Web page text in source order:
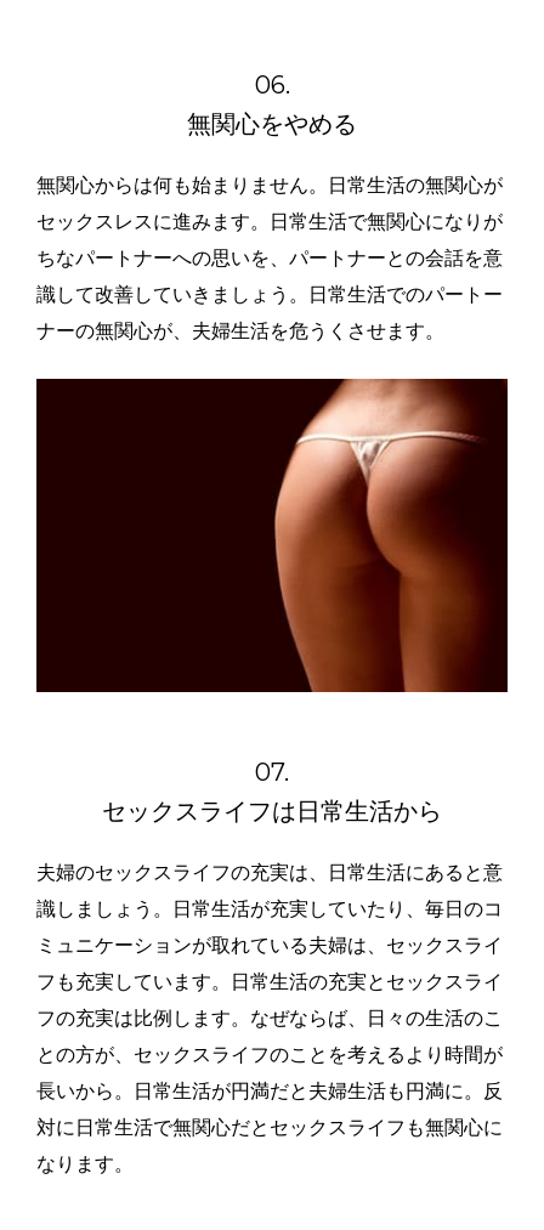
06.
無関心をやめる
無関心からは何も始まりません。日常生活の無関心が
セックスレスに進みます。日常生活で無関心になりが
ちなパートナーへの思いを、パートナーとの会話を意
識して改善していきましょう。日常生活でのパートー
ナーの無関心が、夫婦生活を危うくさせます。
07.
セックスライフは日常生活から
夫婦のセックスライフの充実は、日常生活にあると意
識しましょう。日常生活が充実していたり、毎日のコ
ミュニケーションが取れている夫婦は、セックスライ
フも充実しています。日常生活の充実とセックスライ
フの充実は比例します。なぜならば、日々の生活のこ
との方が、セックスライフのことを考えるより時間が
長いから。日常生活が円満だと夫婦生活も円満に。反
対に日常生活で無関心だとセックスライフも無関心に
なります。